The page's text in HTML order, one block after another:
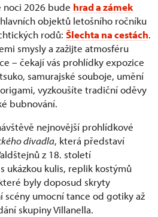
noci 2026 bude hrad a zámek
objektů letošního ročníku
rodů: Šlechta na cestách.
smysly a zažijte atmosféru
– čekají vás prohlídky expozice
samurajské souboje, umění
vyzkoušíte tradiční oděvy
bubnování.
nejnovější prohlídkové
divadla, která představí
z 18. století
ukázkou kulis, replik kostýmů
byly doposud skryty
scény umocní tance od gotiky až
skupiny Villanella.